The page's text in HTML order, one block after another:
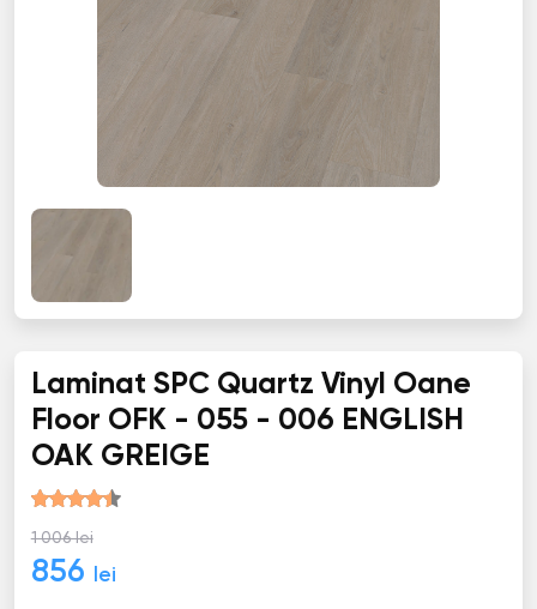
Laminat SPC Quartz Vinyl Oane
Floor OFK - 055 - 006 ENGLISH
OAK GREIGE
1 006 lei
856 lei